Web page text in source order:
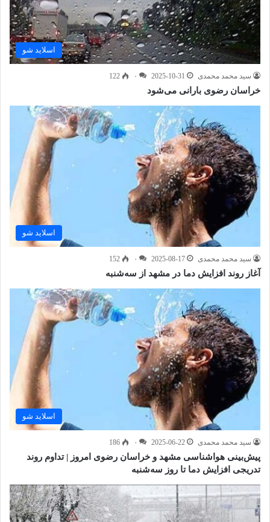
اسلاید شو
سید محمد محمدی 2025-10-31 ۰ 122
خراسان رضوی بارانی می‌شود
اسلاید شو
سید محمد محمدی 2025-08-17 ۰ 152
آغاز روند افزایش دما در مشهد از سه‌شنبه
اسلاید شو
سید محمد محمدی 2025-06-22 ۰ 186
پیش‌بینی هواشناسی مشهد و خراسان رضوی امروز | تداوم روند
تدریجی افزایش دما تا روز سه‌شنبه